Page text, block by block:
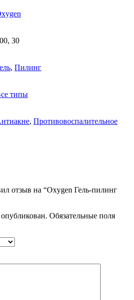
30
, Пилинг
типы
, Противовоспалительное
отзыв на “Oxygen Гель-пилинг
Обязательные поля